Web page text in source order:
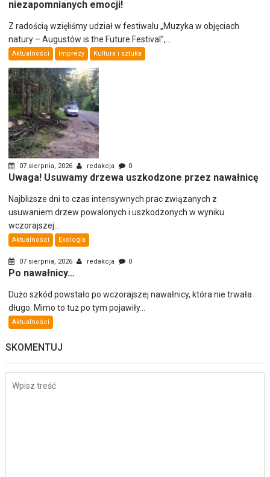
niezapomnianych emocji!
Z radością wzięliśmy udział w festiwalu „Muzyka w objęciach
natury – Augustów is the Future Festival”,...
Aktualności Imprezy Kultura i sztuka
07 sierpnia, 2026 redakcja 0
Uwaga! Usuwamy drzewa uszkodzone przez nawałnicę
Najbliższe dni to czas intensywnych prac związanych z
usuwaniem drzew powalonych i uszkodzonych w wyniku
wczorajszej...
Aktualności Ekologia
07 sierpnia, 2026 redakcja 0
Po nawałnicy…
Dużo szkód powstało po wczorajszej nawałnicy, która nie trwała
długo. Mimo to tuż po tym pojawiły...
Aktualności
SKOMENTUJ